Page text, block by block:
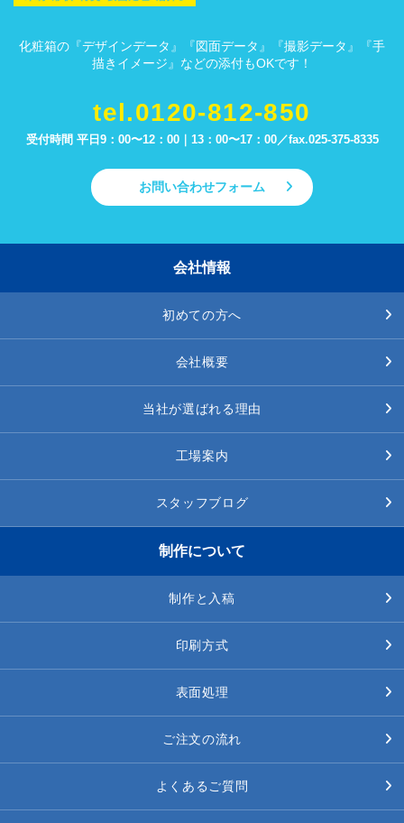
化粧箱の『デザインデータ』『図面データ』『撮影データ』『手
描きイメージ』などの添付もOKです！
tel.0120-812-850
受付時間 平日9：00〜12：00｜13：00〜17：00／fax.025-375-8335
お問い合わせフォーム
会社情報
初めての方へ
会社概要
当社が選ばれる理由
工場案内
スタッフブログ
制作について
制作と入稿
印刷方式
表面処理
ご注文の流れ
よくあるご質問